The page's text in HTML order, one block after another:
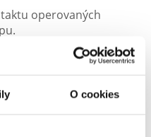
O cookies
operovaných